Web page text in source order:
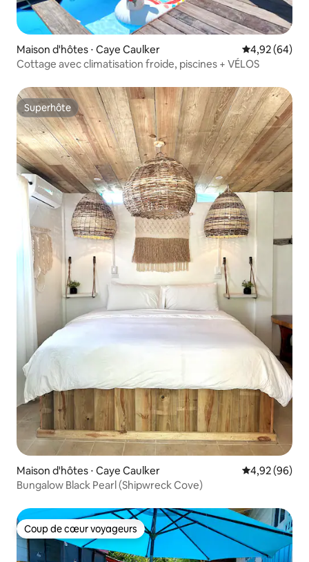
Maison d'hôtes ⋅ Caye Caulker Évaluation
4,92 (64)
Cottage avec climatisation froide, piscines + VÉLOS
Superhôte
Superhôte
Maison d'hôtes ⋅ Caye Caulker Évaluation
4,92 (96)
Bungalow Black Pearl (Shipwreck Cove)
Coup de cœur voyageurs
Coup de cœur voyageurs